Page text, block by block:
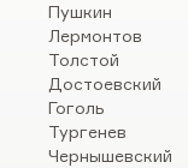
Пушкин
Лермонтов
Толстой
Достоевский
Гоголь
Тургенев
Чернышевский